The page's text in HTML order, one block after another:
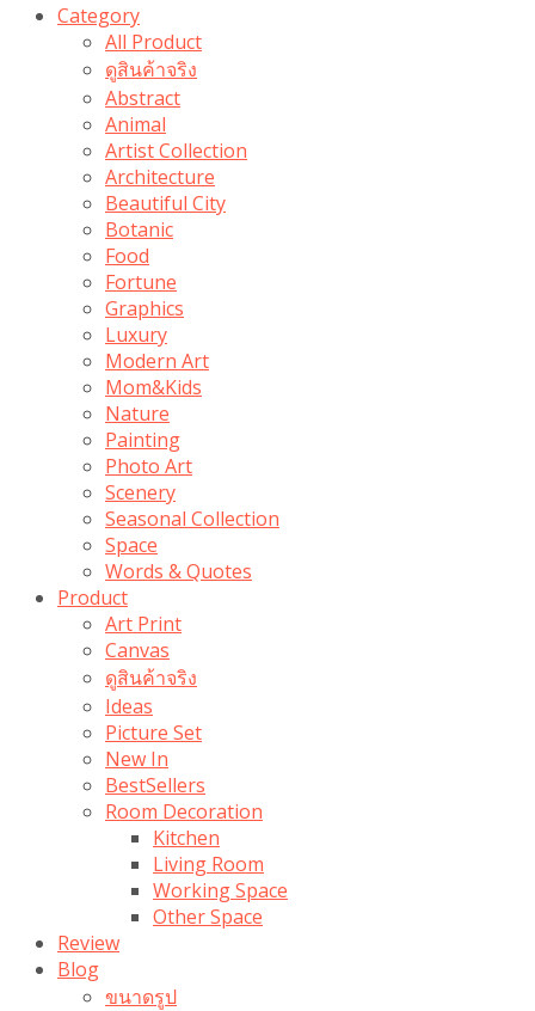
Category
All Product
ดูสินค้าจริง
Abstract
Animal
Artist Collection
Architecture
Beautiful City
Botanic
Food
Fortune
Graphics
Luxury
Modern Art
Mom&Kids
Nature
Painting
Photo Art
Scenery
Seasonal Collection
Space
Words & Quotes
Product
Art Print
Canvas
ดูสินค้าจริง
Ideas
Picture Set
New In
BestSellers
Room Decoration
Kitchen
Living Room
Working Space
Other Space
Review
Blog
ขนาดรูป